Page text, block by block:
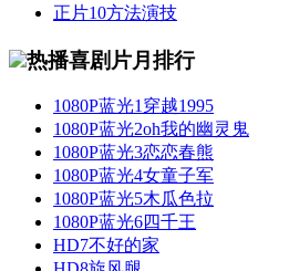
正片10方法演技
热播喜剧片月排行
1080P蓝光1 穿越1995
1080P蓝光2oh我的幽灵鬼
1080P蓝光3恋恋春熊
1080P蓝光4女童子军
1080P蓝光5木瓜色拉
1080P蓝光6四千王
HD7不好的家